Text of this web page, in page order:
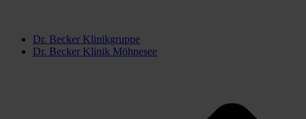
Dr. Becker Klinikgruppe
Dr. Becker Klinik Möhnesee